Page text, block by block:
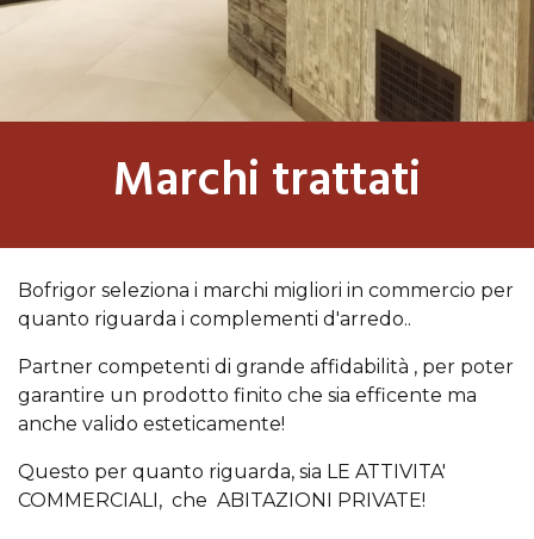
Marchi trattati
Bofrigor seleziona i marchi migliori in commercio per
quanto riguarda i complementi d'arredo..
Partner competenti di grande affidabilità , per poter
garantire un prodotto finito che sia efficente ma
anche valido esteticamente!
Questo per quanto riguarda, sia LE ATTIVITA'
COMMERCIALI, che ABITAZIONI PRIVATE!